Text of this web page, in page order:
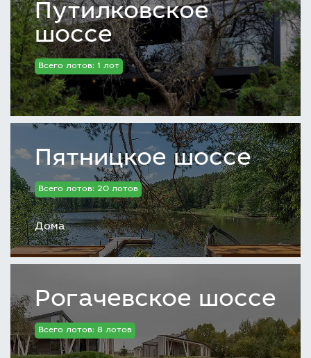
Путилковское
шоссе
Всего лотов: 1 лот
Пятницкое шоссе
Всего лотов: 20 лотов
Дома
Рогачевское шоссе
Всего лотов: 8 лотов